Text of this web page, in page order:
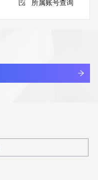
所属账号查询